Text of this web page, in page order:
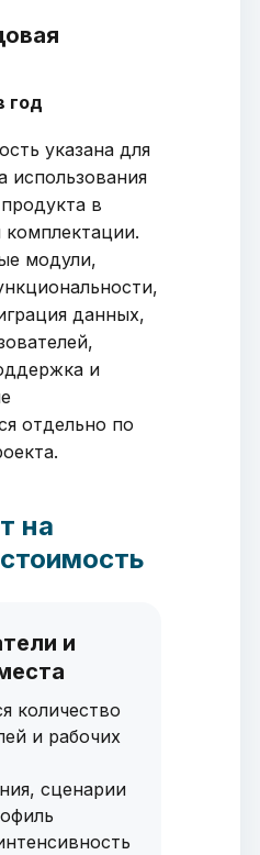
год
указана для
использования
в
комплектации.
модули,
данных,
и
отдельно по
на
и
количество
и рабочих
сценарии